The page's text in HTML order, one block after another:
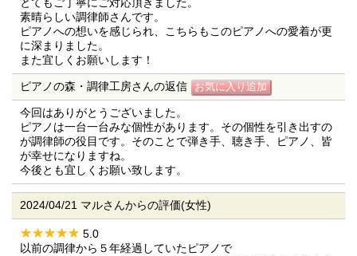
素晴らしい調律師さんです。
ピアノへの想いを感じられ、こちらもこのピアノへの愛着が更
に深まりました。
また宜しくお願いします！
ピアノの森・調律工房さんの返信
今回はありがとうございました。
ピアノは一台一台みな個性があります。その個性を引き出すの
が調律師の役目です。そのことで弾き手、聴き手、ピアノ、皆
が幸せになりますね。
今後とも宜しくお願い致します。
2024/04/21 マルさんからの評価(女性)
5.0
以前の調律から５年経過していたピアノで